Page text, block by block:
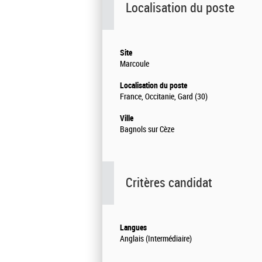
Localisation du poste
Site
Marcoule
Localisation du poste
France, Occitanie, Gard (30)
Ville
Bagnols sur Cèze
Critères candidat
Langues
Anglais (Intermédiaire)